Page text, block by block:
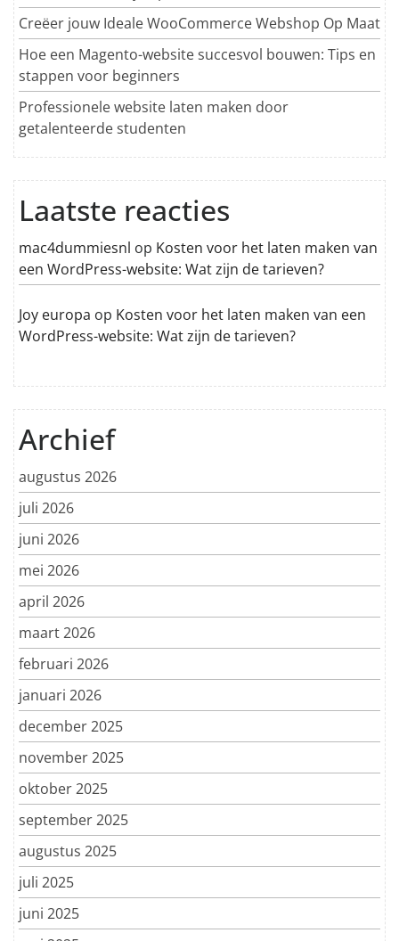
Creëer jouw Ideale WooCommerce Webshop Op Maat
Hoe een Magento-website succesvol bouwen: Tips en
stappen voor beginners
Professionele website laten maken door
getalenteerde studenten
Laatste reacties
mac4dummiesnl op Kosten voor het laten maken van
een WordPress-website: Wat zijn de tarieven?
Joy europa op Kosten voor het laten maken van een
WordPress-website: Wat zijn de tarieven?
Archief
augustus 2026
juli 2026
juni 2026
mei 2026
april 2026
maart 2026
februari 2026
januari 2026
december 2025
november 2025
oktober 2025
september 2025
augustus 2025
juli 2025
juni 2025